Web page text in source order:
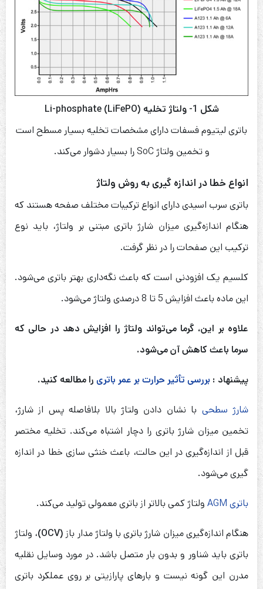
شکل 1- ولتاژ تخلیه Li-phosphate (LiFePO)
باتری لیتیوم فسفات دارای مشخصات تخلیه بسیار مسطح است
و تخمین ولتاژ SoC را بسیار دشوار می‌کند.
انواع خطا در اندازه گیری به روش ولتاژ
باتری‌ سرب اسیدی دارای انواع ترکیبات مختلف صفحه هستند که
هنگام اندازه‌گیری میزان شارژ باتری مبتنی بر ولتاژ، باید نوع
ترکیب این صفحات را در نظر گرفت.
کلسیم یک افزودنی است که باعث نگه‌داری بهتر باتری می‌شود.
این ماده باعث افزایش 5 تا 8 درصدی ولتاژ می‌شود.
علاوه بر این، گرما می‌تواند ولتاژ را افزایش دهد در حالی که
سرما باعث کاهش آن می‌شود.
پیشنهاد : بررسی تأثیر حرارت بر عمر باتری را مطالعه کنید.
شارژ سطحی با نشان دادن ولتاژ بالا بلافاصله پس از شارژ،
تخمین میزان شارژ باتری را دچار اشتباه می‌کند. تخلیه مختصر
قبل از اندازه‌گیری در این حالت، باعث خنثی سازی خطا در اندازه
گیری می‌شود.
باتری AGM ولتاژ کمی بالاتر از باتری معمولی تولید می‌کند.
هنگام اندازه‌گیری میزان شارژ باتری با ولتاژ مدار باز (OCV)
، ولتاژ
باتری باید شناور و بدون بار متصل باشد. در مورد وسایل نقلیه
مدرن این گونه نیست و بارهای پارازیتی بر روی عملکرد باتری